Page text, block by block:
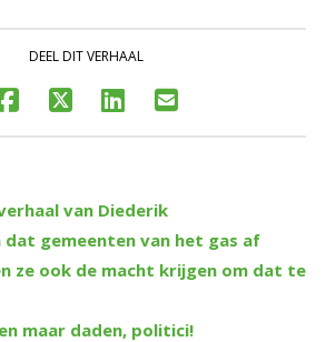
DEEL DIT VERHAAL
van Diederik
dat gemeenten van het gas af
ze ook de macht krijgen om dat te
maar daden, politici!